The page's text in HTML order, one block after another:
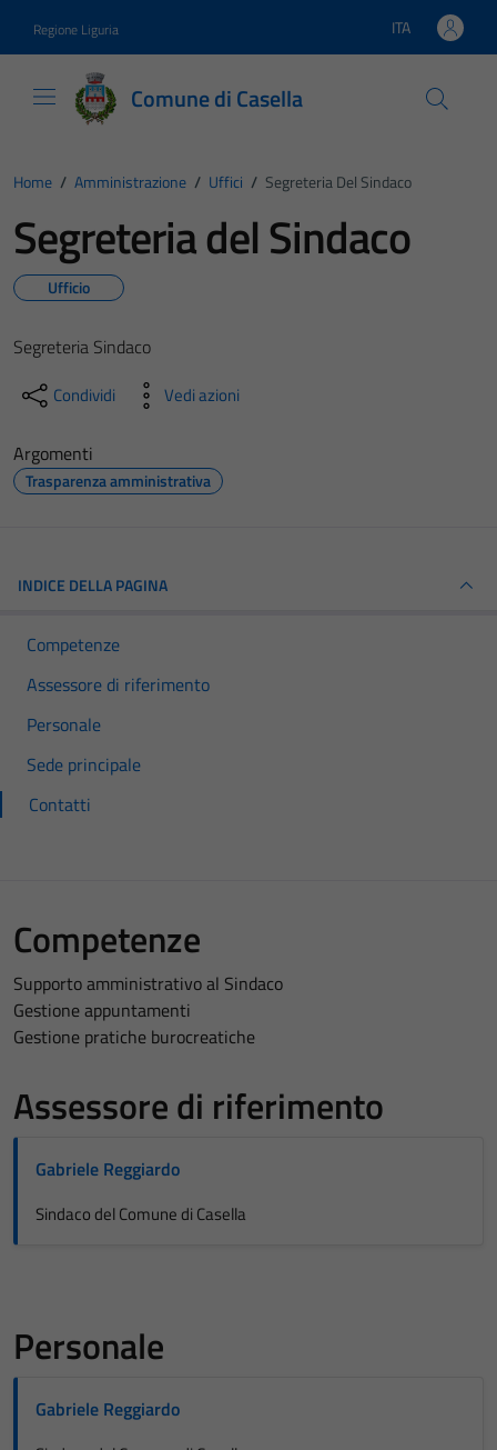
Regione Liguria Lingua attiva:
ITA
Comune di Casella
Home / Amministrazione / Uffici / Segreteria Del Sindaco
Segreteria del Sindaco
Ufficio
Segreteria Sindaco
Condividi Vedi azioni
Argomenti
Trasparenza amministrativa
INDICE DELLA PAGINA
Competenze
Assessore di riferimento
Personale
Sede principale
Contatti
Competenze
Supporto amministrativo al Sindaco
Gestione appuntamenti
Gestione pratiche burocreatiche
Assessore di riferimento
Gabriele Reggiardo
Sindaco del Comune di Casella
Personale
Gabriele Reggiardo